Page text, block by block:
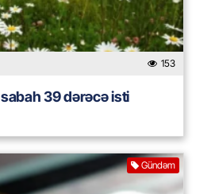
153
39 dərəcə isti
Gündəm